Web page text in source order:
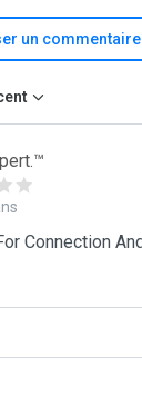
un commentaire
Connection